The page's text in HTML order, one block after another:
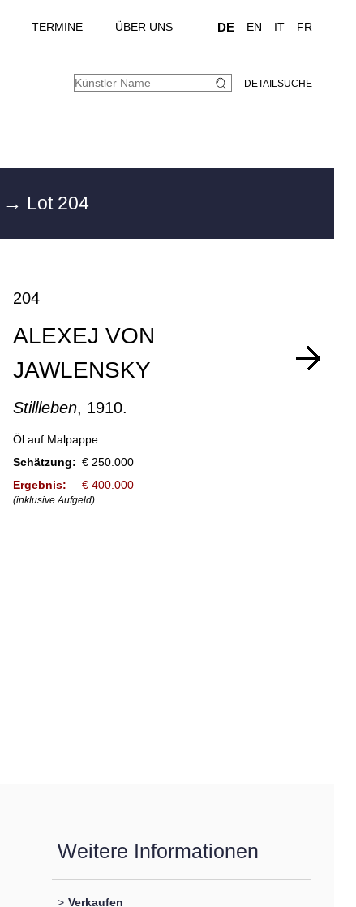
TERMINE ÜBER UNS DE EN IT FR
DETAILSUCHE
→ Lot 204
204
ALEXEJ VON
JAWLENSKY
Stillleben, 1910.
Öl auf Malpappe
Schätzung: € 250.000
Ergebnis:
€ 400.000
(inklusive Aufgeld)
Weitere Informationen
> Verkaufen